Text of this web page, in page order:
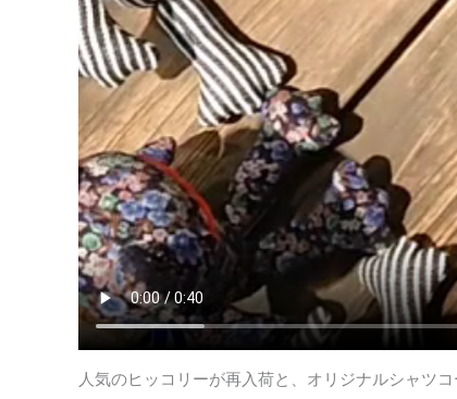
人気のヒッコリーが再入荷と、オリジナルシャツ